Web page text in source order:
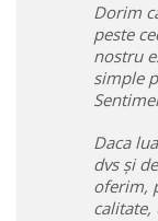
Dorim
peste
nostru
simple
Daca
dvs și
oferim,